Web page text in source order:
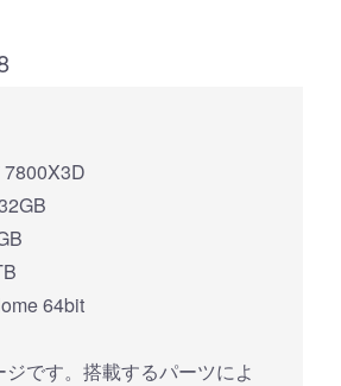
64bit
です。搭載するパーツによ